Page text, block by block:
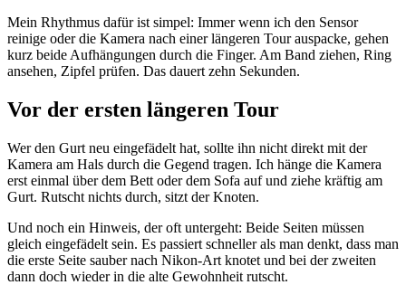
Mein Rhythmus dafür ist simpel: Immer wenn ich den Sensor
reinige oder die Kamera nach einer längeren Tour auspacke, gehen
kurz beide Aufhängungen durch die Finger. Am Band ziehen, Ring
ansehen, Zipfel prüfen. Das dauert zehn Sekunden.
Vor der ersten längeren Tour
Wer den Gurt neu eingefädelt hat, sollte ihn nicht direkt mit der
Kamera am Hals durch die Gegend tragen. Ich hänge die Kamera
erst einmal über dem Bett oder dem Sofa auf und ziehe kräftig am
Gurt. Rutscht nichts durch, sitzt der Knoten.
Und noch ein Hinweis, der oft untergeht: Beide Seiten müssen
gleich eingefädelt sein. Es passiert schneller als man denkt, dass man
die erste Seite sauber nach Nikon-Art knotet und bei der zweiten
dann doch wieder in die alte Gewohnheit rutscht.